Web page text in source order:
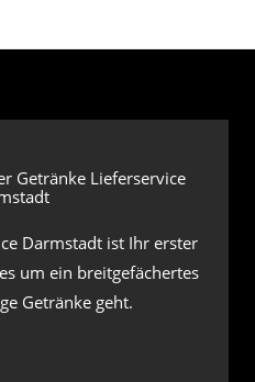
Getränke Lieferservice
Darmstadt ist Ihr erster
um ein breitgefächertes
Getränke geht.